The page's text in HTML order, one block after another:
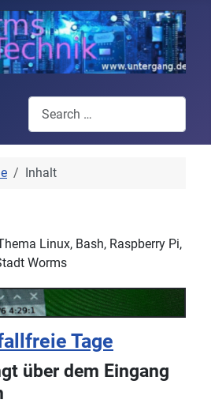
Search
Inhalt
Linux, Bash, Raspberry Pi,
Worms
Tage
über dem Eingang